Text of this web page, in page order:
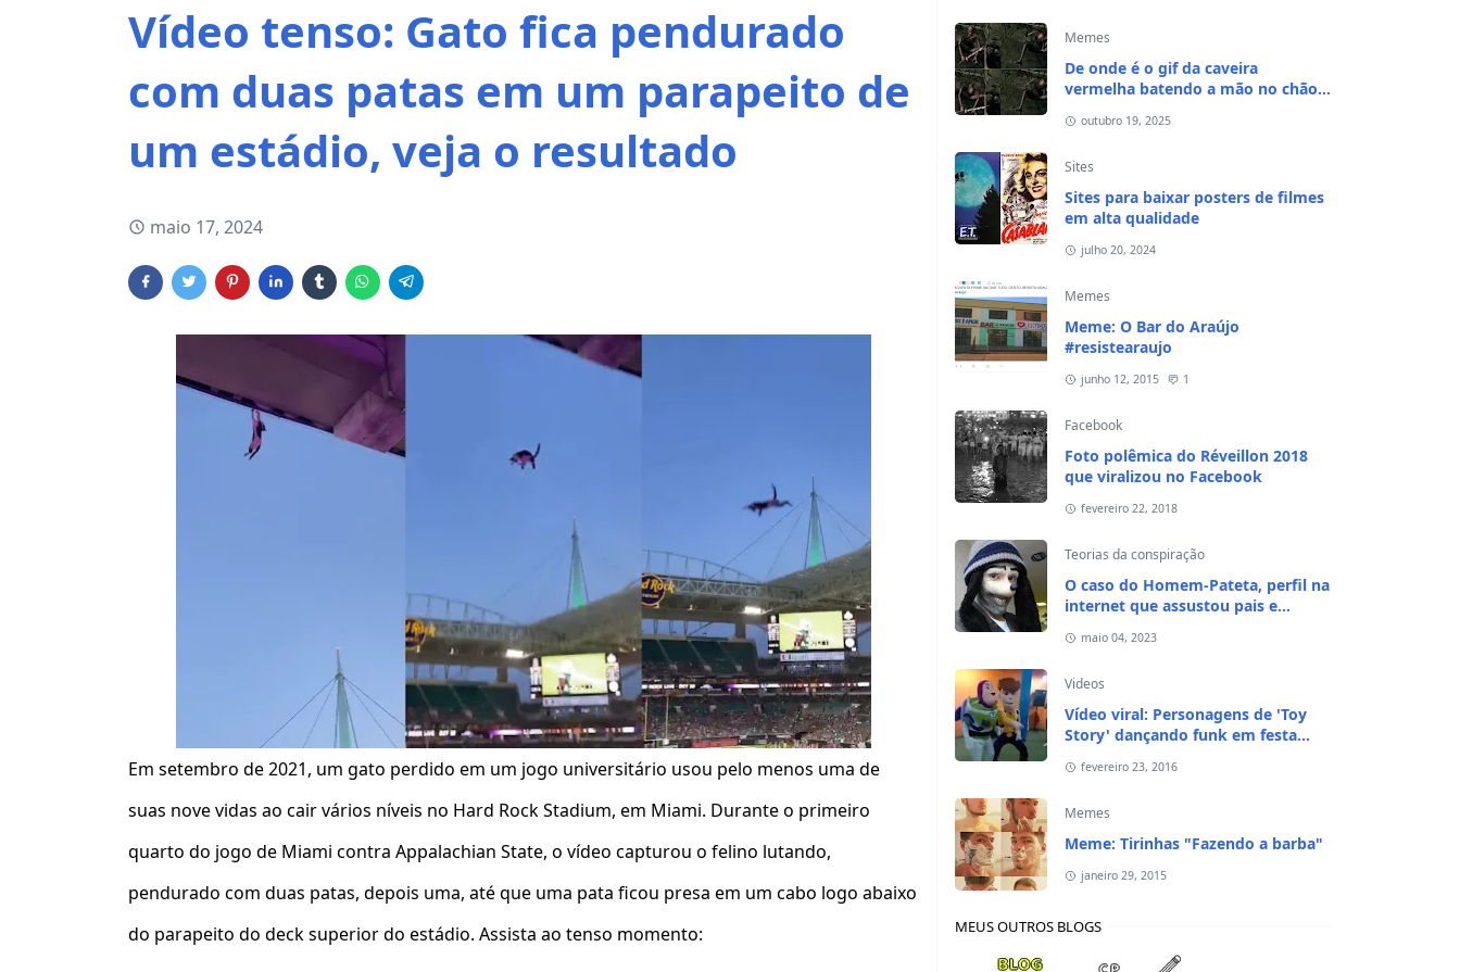
Vídeo tenso: Gato fica pendurado
com duas patas em um parapeito de
um estádio, veja o resultado
maio 17, 2024
Em setembro de 2021, um gato perdido em um jogo universitário usou pelo menos uma de
suas nove vidas ao cair vários níveis no Hard Rock Stadium, em Miami. Durante o primeiro
quarto do jogo de Miami contra Appalachian State, o vídeo capturou o felino lutando,
pendurado com duas patas, depois uma, até que uma pata ficou presa em um cabo logo abaixo
do parapeito do deck superior do estádio. Assista ao tenso momento:
Memes
De onde é o gif da caveira
vermelha batendo a mão no chão e
outubro 19, 2025
Sites
Sites para baixar posters de filmes
em alta qualidade
julho 20, 2024
Memes
Meme: O Bar do Araújo
#resistearaujo
junho 12, 2015 1
Facebook
Foto polêmica do Réveillon 2018
que viralizou no Facebook
fevereiro 22, 2018
Teorias da conspiração
O caso do Homem-Pateta, perfil na
internet que assustou pais e
maio 04, 2023
Videos
Vídeo viral: Personagens de 'Toy
Story' dançando funk em festa
fevereiro 23, 2016
Memes
Meme: Tirinhas "Fazendo a barba"
janeiro 29, 2015
MEUS OUTROS BLOGS